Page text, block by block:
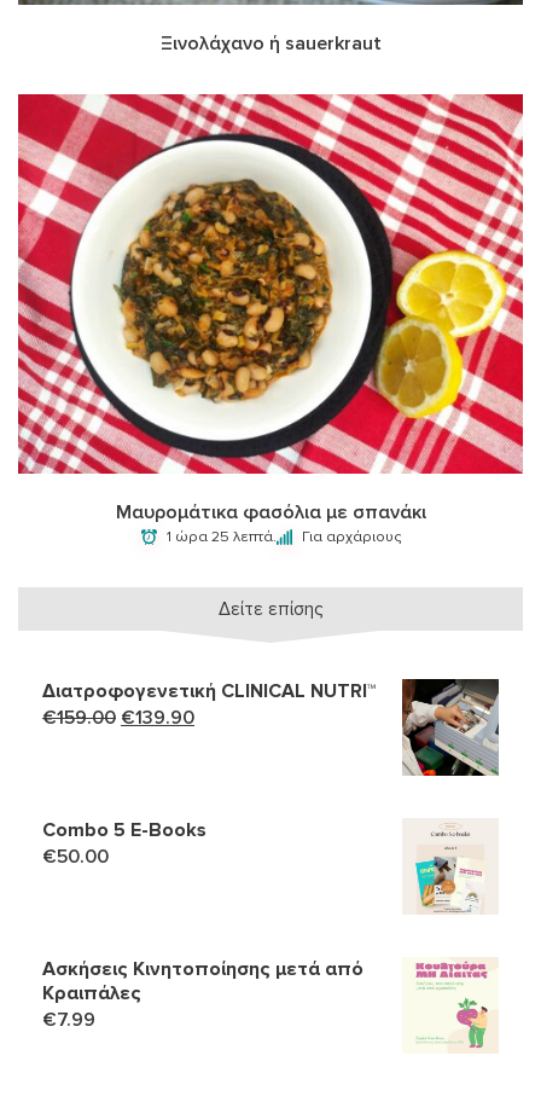
Ξινολάχανο ή sauerkraut
Μαυρομάτικα φασόλια με σπανάκι
1 ώρα 25 λεπτά. Για αρχάριους
Δείτε επίσης
Διατροφογενετική CLINICAL NUTRI™
€159.00 Original
€139.90Η
€139.90.
Combo 5 Ε-Books
€50.00
Ασκήσεις Κινητοποίησης μετά από
Κραιπάλες
€7.99